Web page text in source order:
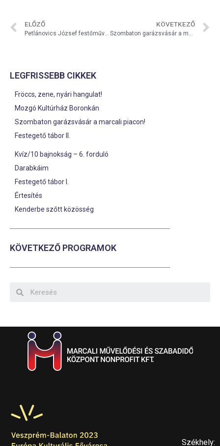
ELŐZŐ
Petlánovics József festőművész munkái a Kortárs Galériában – Meghívó
KÖVETKEZŐ
Szombaton garázsvásár a marcali piacon!
LEGFRISSEBB CIKKEK
Fröccs, zene, nyári hangulat!
Mozgó Kultúrház Boronkán
Szombaton garázsvásár a marcali piacon!
Festegető tábor II.
Kvíz/10 bajnokság – 6. forduló
Darabkáim
Festegető tábor I.
Értesítés
Kenderbe szőtt közösség
KÖVETKEZŐ PROGRAMOK
Székhely: